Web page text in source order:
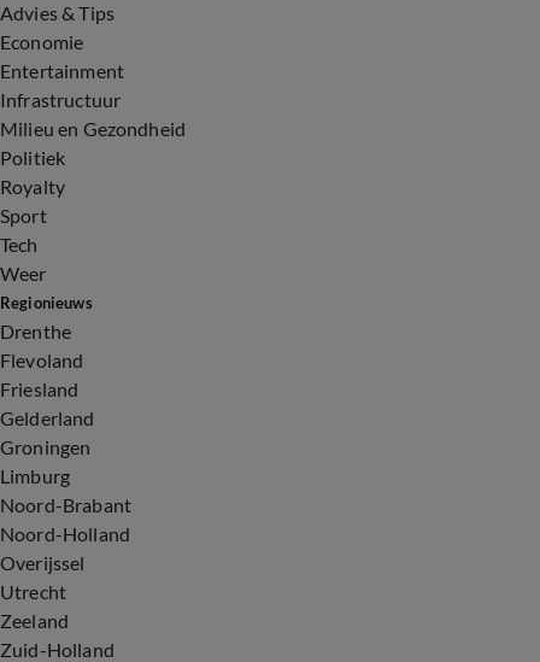
Advies & Tips
Economie
Entertainment
Infrastructuur
Milieu en Gezondheid
Politiek
Royalty
Sport
Tech
Weer
Regionieuws
Drenthe
Flevoland
Friesland
Gelderland
Groningen
Limburg
Noord-Brabant
Noord-Holland
Overijssel
Utrecht
Zeeland
Zuid-Holland